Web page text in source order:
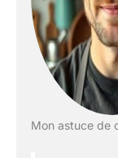
Mon astuce de